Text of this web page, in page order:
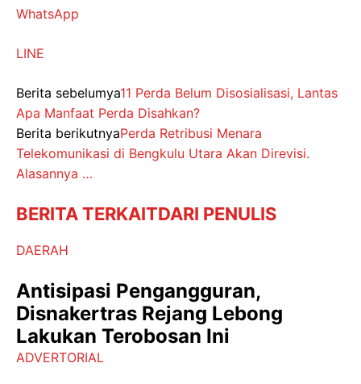
WhatsApp
LINE
Berita sebelumya11 Perda Belum Disosialisasi, Lantas
Apa Manfaat Perda Disahkan?
Berita berikutnyaPerda Retribusi Menara
Telekomunikasi di Bengkulu Utara Akan Direvisi.
Alasannya …
BERITA TERKAITDARI PENULIS
DAERAH
Antisipasi Pengangguran,
Disnakertras Rejang Lebong
Lakukan Terobosan Ini
ADVERTORIAL